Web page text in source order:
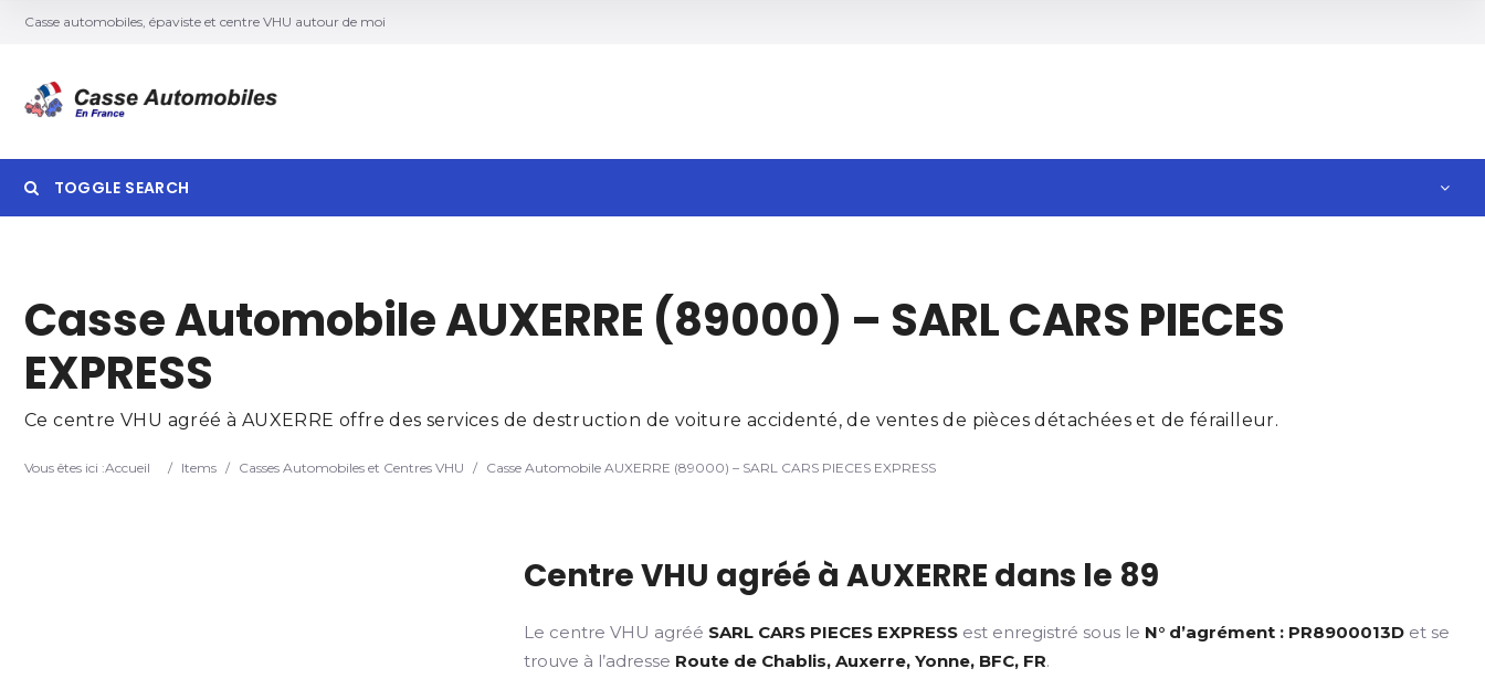
Casse automobiles, épaviste et centre VHU autour de moi
TOGGLE SEARCH
Search
Casse Automobile AUXERRE (89000) – SARL CARS PIECES
EXPRESS
Ce centre VHU agréé à AUXERRE offre des services de destruction de voiture accidenté, de ventes de pièces détachées et de férailleur.
Vous êtes ici :Accueil / Items / Casses Automobiles et Centres VHU / Casse Automobile AUXERRE (89000) – SARL CARS PIECES EXPRESS
Centre VHU agréé à AUXERRE dans le 89
Le centre VHU agréé SARL CARS PIECES EXPRESS est enregistré sous le N° d’agrément : PR8900013D et se
trouve à l’adresse Route de Chablis, Auxerre, Yonne, BFC, FR.